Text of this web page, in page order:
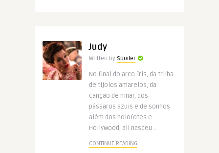
Judy
Written by Spoiler
No final do arco-íris, da trilha
de tijolos amarelos, da
canção de ninar, dos
pássaros azuis e de sonhos
além dos holofotes e
Hollywood, ali nasceu ..
CONTINUE READING